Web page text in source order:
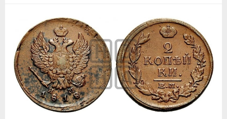
1 копейка
Деньга
Полушка
Пробные и новодельные
Для Грузии
Для Польши
Монетовидные